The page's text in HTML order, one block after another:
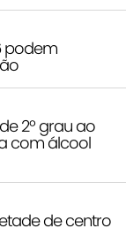
podem
2º grau ao
com álcool
de centro